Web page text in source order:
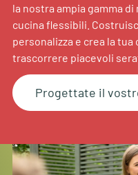
la nostra ampia gamma
cucina flessibili.
personalizza e crea la
trascorrere piacevoli
Progettate il